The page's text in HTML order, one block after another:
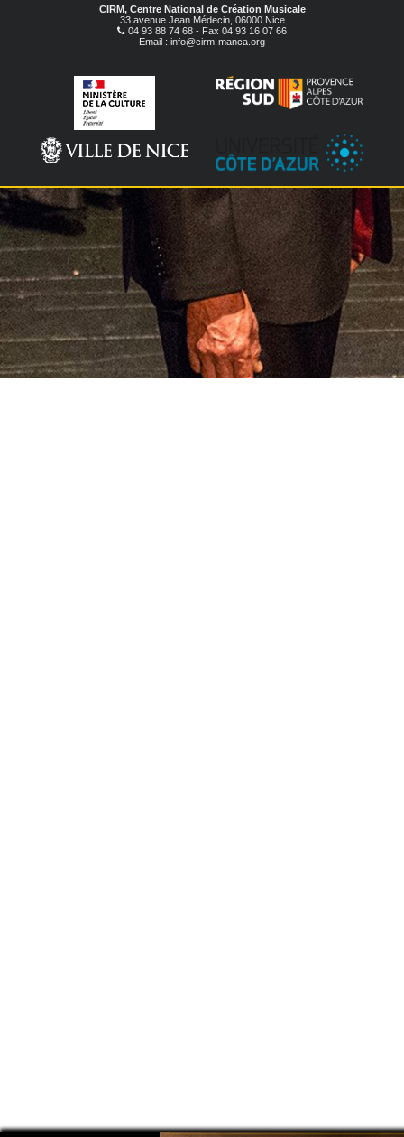
CIRM, Centre National de Création Musicale
33 avenue Jean Médecin, 06000 Nice
04 93 88 74 68 - Fax 04 93 16 07 66
Email : info@cirm-manca.org